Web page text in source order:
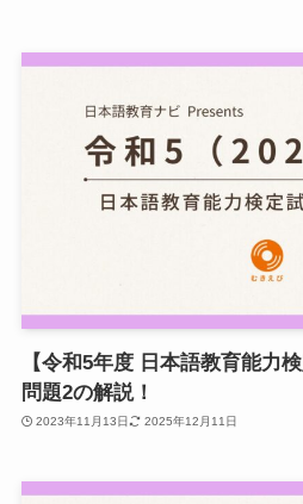
【令和5年度 日本語教育能力
問題2の解説！
2023年11月13日 2025年12月11日